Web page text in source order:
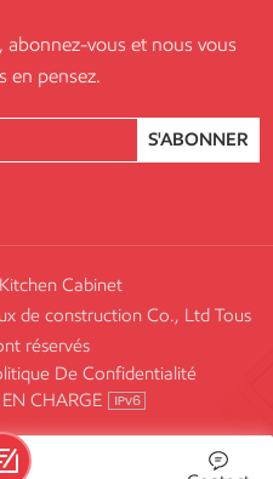
abonnez-vous et nous vous
en pensez.
S'ABONNER
Kitchen Cabinet
de construction Co., Ltd Tous
réservés
De Confidentialité
CHARGE